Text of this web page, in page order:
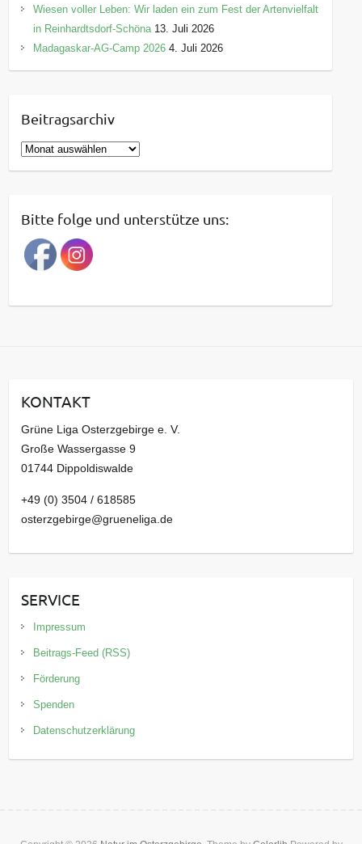
Wiesen voller Leben: Wir laden ein zum Fest der Artenvielfalt
in Reinhardtsdorf-Schöna 13. Juli 2026
Madagaskar-AG-Camp 2026 4. Juli 2026
Beitragsarchiv
B
e
r
a
g
a
v
Bitte folge und unterstütze uns:
KONTAKT
Grüne Liga Osterzgebirge e. V.
Große Wassergasse 9
01744 Dippoldiswalde
+49 (0) 3504 / 618585
osterzgebirge@grueneliga.de
SERVICE
Impressum
Beitrags-Feed (RSS)
Förderung
Spenden
Datenschutzerklärung